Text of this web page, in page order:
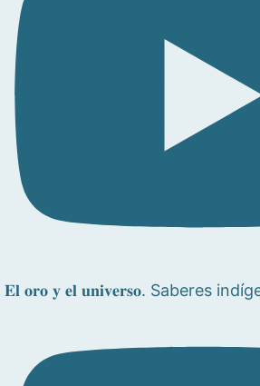
𝐄𝐥 𝐨𝐫𝐨 𝐲 𝐞𝐥 𝐮𝐧𝐢𝐯𝐞𝐫𝐬𝐨. Saberes